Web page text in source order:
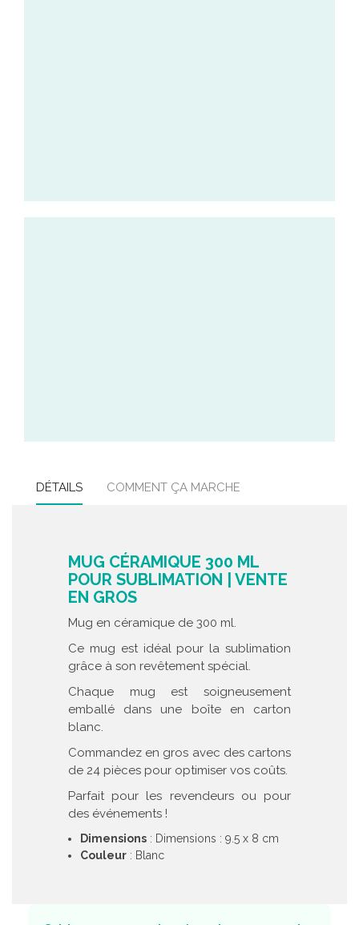
DÉTAILS COMMENT ÇA MARCHE
MUG CÉRAMIQUE 300 ML
POUR SUBLIMATION | VENTE
EN GROS
Mug en céramique de 300 ml.
Ce mug est idéal pour la sublimation
grâce à son revêtement spécial.
Chaque mug est soigneusement
emballé dans une boîte en carton
blanc.
Commandez en gros avec des cartons
de 24 pièces pour optimiser vos coûts.
Parfait pour les revendeurs ou pour
des événements !
Dimensions : Dimensions : 9.5 x 8 cm
Couleur : Blanc